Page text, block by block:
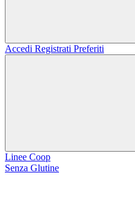
Accedi Registrati Preferiti
Linee Coop
Senza Glutine